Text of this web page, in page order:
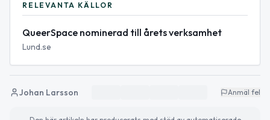
RELEVANTA KÄLLOR
QueerSpace nominerad till årets verksamhet
Lund.se
Johan Larsson Anmäl fel